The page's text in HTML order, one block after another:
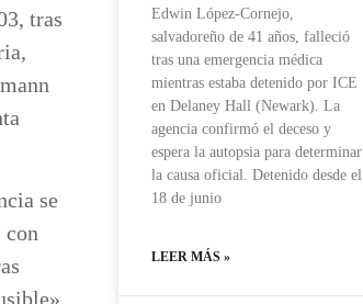
tras
se
con
Edwin López-Cornejo,
salvadoreño de 41 años, falleció
tras una emergencia médica
mientras estaba detenido por ICE
en Delaney Hall (Newark). La
agencia confirmó el deceso y
espera la autopsia para determinar
la causa oficial. Detenido desde el
18 de junio
LEER MÁS »